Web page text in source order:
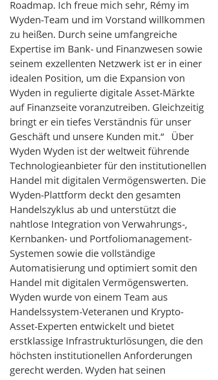
Roadmap. Ich freue mich sehr, Rémy im
Wyden-Team und im Vorstand willkommen
zu heißen. Durch seine umfangreiche
Expertise im Bank- und Finanzwesen sowie
seinem exzellenten Netzwerk ist er in einer
idealen Position, um die Expansion von
Wyden in regulierte digitale Asset-Märkte
auf Finanzseite voranzutreiben. Gleichzeitig
bringt er ein tiefes Verständnis für unser
Geschäft und unsere Kunden mit.“ Über
Wyden Wyden ist der weltweit führende
Technologieanbieter für den institutionellen
Handel mit digitalen Vermögenswerten. Die
Wyden-Plattform deckt den gesamten
Handelszyklus ab und unterstützt die
nahtlose Integration von Verwahrungs-,
Kernbanken- und Portfoliomanagement-
Systemen sowie die vollständige
Automatisierung und optimiert somit den
Handel mit digitalen Vermögenswerten.
Wyden wurde von einem Team aus
Handelssystem-Veteranen und Krypto-
Asset-Experten entwickelt und bietet
erstklassige Infrastrukturlösungen, die den
höchsten institutionellen Anforderungen
gerecht werden. Wyden hat seinen